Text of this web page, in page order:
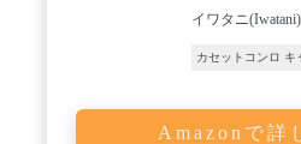
イワタニ(Iwatani)
カセットコンロ キ
Amazonで詳